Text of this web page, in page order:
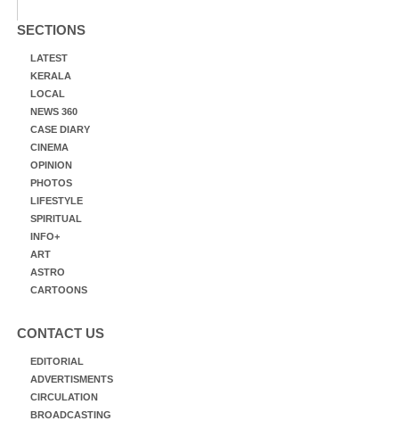
SECTIONS
LATEST
KERALA
LOCAL
NEWS 360
CASE DIARY
CINEMA
OPINION
PHOTOS
LIFESTYLE
SPIRITUAL
INFO+
ART
ASTRO
CARTOONS
CONTACT US
EDITORIAL
ADVERTISMENTS
CIRCULATION
BROADCASTING